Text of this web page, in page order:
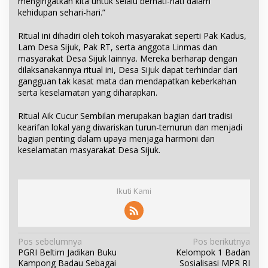
kehidupan sehari-hari.”
Ritual ini dihadiri oleh tokoh masyarakat seperti Pak Kadus,
Lam Desa Sijuk, Pak RT, serta anggota Linmas dan
masyarakat Desa Sijuk lainnya. Mereka berharap dengan
dilaksanakannya ritual ini, Desa Sijuk dapat terhindar dari
gangguan tak kasat mata dan mendapatkan keberkahan
serta keselamatan yang diharapkan.
Ritual Aik Cucur Sembilan merupakan bagian dari tradisi
kearifan lokal yang diwariskan turun-temurun dan menjadi
bagian penting dalam upaya menjaga harmoni dan
keselamatan masyarakat Desa Sijuk.
Ikuti Kami
N
a
Pos sebelumnya
PGRI Beltim Jadikan Buku
Kampong Badau Sebagai
Pos berikutnya
Kelompok 1 Badan
Sosialisasi MPR RI